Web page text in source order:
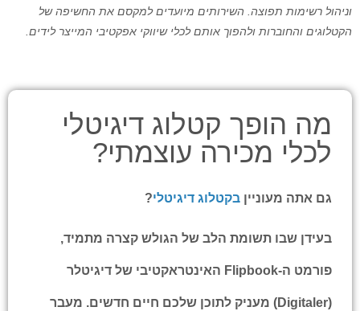
וניהול רשימות תפוצה. השירותים מיועדים למקסם את החשיפה של
הקטלוגים והחוברות ולהפוך אותם לכלי שיווקי אפקטיבי המייצר לידים.
מה הופך קטלוג דיגיטלי
לכלי מכירה עוצמתי?
גם אתה מעוניין בקטלוג דיגיטלי?
בעידן שבו תשומת הלב של הגולש קצרה מתמיד,
פורמט ה-Flipbook האינטראקטיבי של דיגיטלר
(Digitaler) מעניק לתוכן שלכם חיים חדשים. מעבר